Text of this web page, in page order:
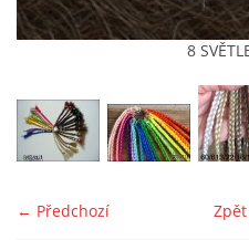
| Tisk|
8
← Předchozí